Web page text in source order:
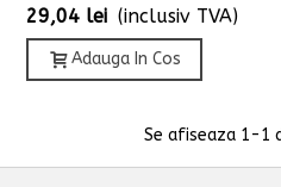
29,04 lei (inclusiv TVA)
Adauga In Cos
Se afiseaza 1-1